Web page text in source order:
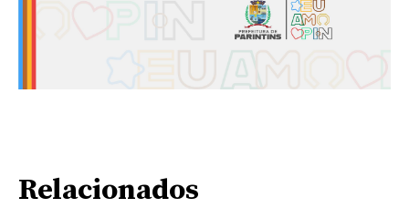
Relacionados